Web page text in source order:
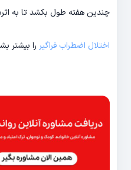
چندین هفته طول بکشد تا به
اختلال اضطراب فراگیر را بیشتر